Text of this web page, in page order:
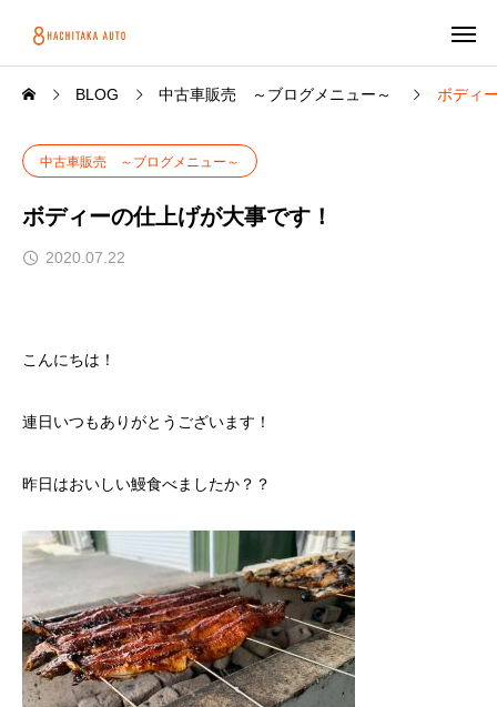
BLOG 中古車販売 ～ブログメニュー～ ボディ
中古車販売 ～ブログメニュー～
ボディーの仕上げが大事です！
2020.07.22
こんにちは！
連日いつもありがとうございます！
昨日はおいしい鰻食べましたか？？